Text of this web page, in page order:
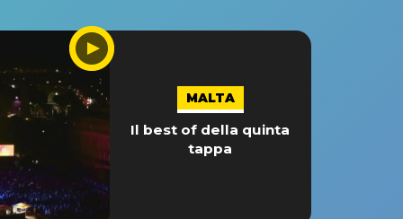
MALTA
Il best of della quinta
tappa